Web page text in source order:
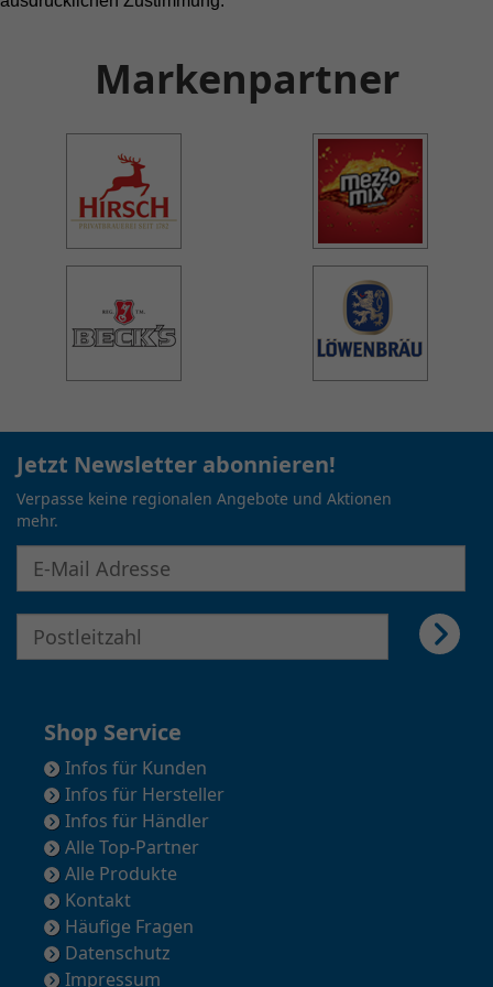
Markenpartner
Jetzt Newsletter abonnieren!
Verpasse keine regionalen Angebote und Aktionen
mehr.
Shop Service
Infos für Kunden
Infos für Hersteller
Infos für Händler
Alle Top-Partner
Alle Produkte
Kontakt
Häufige Fragen
Datenschutz
Impressum